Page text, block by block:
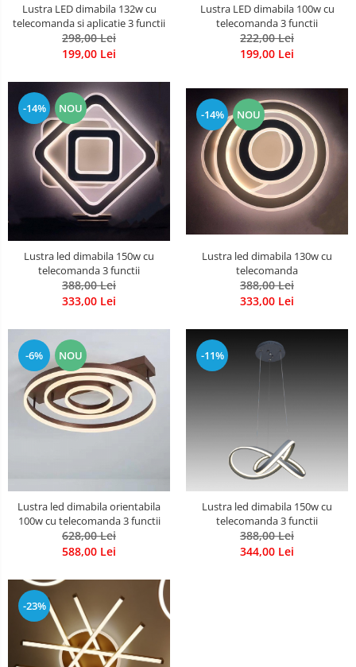
Lustra LED dimabila 132w cu
telecomanda si aplicatie 3 functii
298,00 Lei
199,00 Lei
Lustra LED dimabila 100w cu
telecomanda 3 functii
222,00 Lei
199,00 Lei
-14% NOU
Lustra led dimabila 150w cu
telecomanda 3 functii
388,00 Lei
333,00 Lei
-14% NOU
Lustra led dimabila 130w cu
telecomanda
388,00 Lei
333,00 Lei
-6% NOU
Lustra led dimabila orientabila
100w cu telecomanda 3 functii
628,00 Lei
588,00 Lei
-11%
Lustra led dimabila 150w cu
telecomanda 3 functii
388,00 Lei
344,00 Lei
-23%